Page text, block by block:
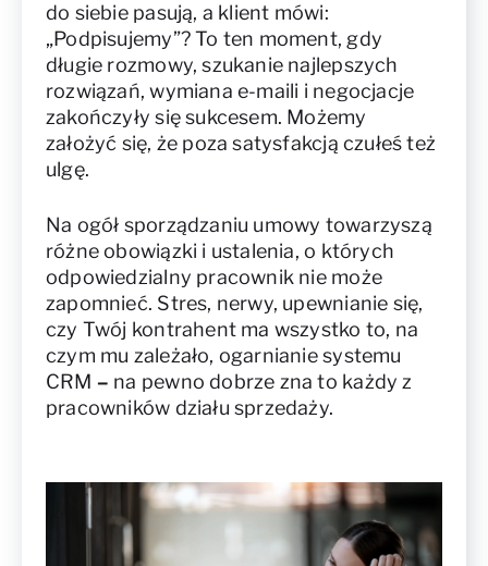
do siebie pasują, a klient mówi:
„Podpisujemy”? To ten moment, gdy
długie rozmowy, szukanie najlepszych
rozwiązań, wymiana e-maili i negocjacje
zakończyły się sukcesem. Możemy
założyć się, że poza satysfakcją czułeś też
ulgę.
Na ogół sporządzaniu umowy towarzyszą
różne obowiązki i ustalenia, o których
odpowiedzialny pracownik nie może
zapomnieć. Stres, nerwy, upewnianie się,
czy Twój kontrahent ma wszystko to, na
czym mu zależało, ogarnianie systemu
CRM – na pewno dobrze zna to każdy z
pracowników działu sprzedaży.